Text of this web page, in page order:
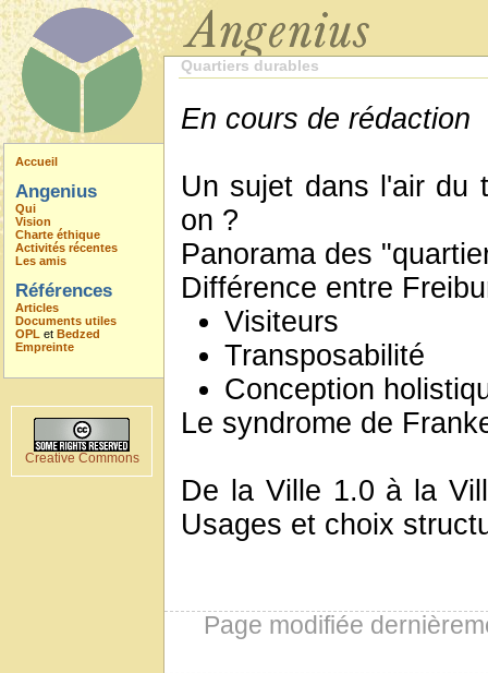
Accueil
Angenius
Qui
Vision
Charte éthique
Activités récentes
Les amis
Références
Articles
Documents utiles
OPL et Bedzed
Empreinte
Creative Commons
Quartiers durables
En cours de rédaction
Un sujet dans l'air du
on ?
Panorama des
Différence entre
Visiteurs
Transposabilité
Conception
Le syndrome de
De la Ville 1.0 à la
Usages et choix
Page modifiée